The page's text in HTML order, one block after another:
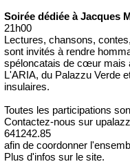
Soirée dédiée à Jacques
21h00
Lectures, chansons,
sont invités à rendre
spéloncatais de cœur mais
L'ARIA, du Palazzu Verde
insulaires.
Toutes les participations
Contactez-nous sur
641242.85
afin de coordonner
Plus d'infos sur le site.